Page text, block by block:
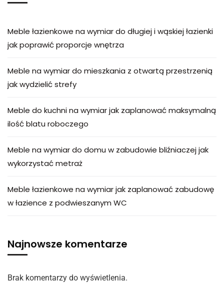
Meble łazienkowe na wymiar do długiej i wąskiej łazienki
jak poprawić proporcje wnętrza
Meble na wymiar do mieszkania z otwartą przestrzenią
jak wydzielić strefy
Meble do kuchni na wymiar jak zaplanować maksymalną
ilość blatu roboczego
Meble na wymiar do domu w zabudowie bliźniaczej jak
wykorzystać metraż
Meble łazienkowe na wymiar jak zaplanować zabudowę
w łazience z podwieszanym WC
Najnowsze komentarze
Brak komentarzy do wyświetlenia.